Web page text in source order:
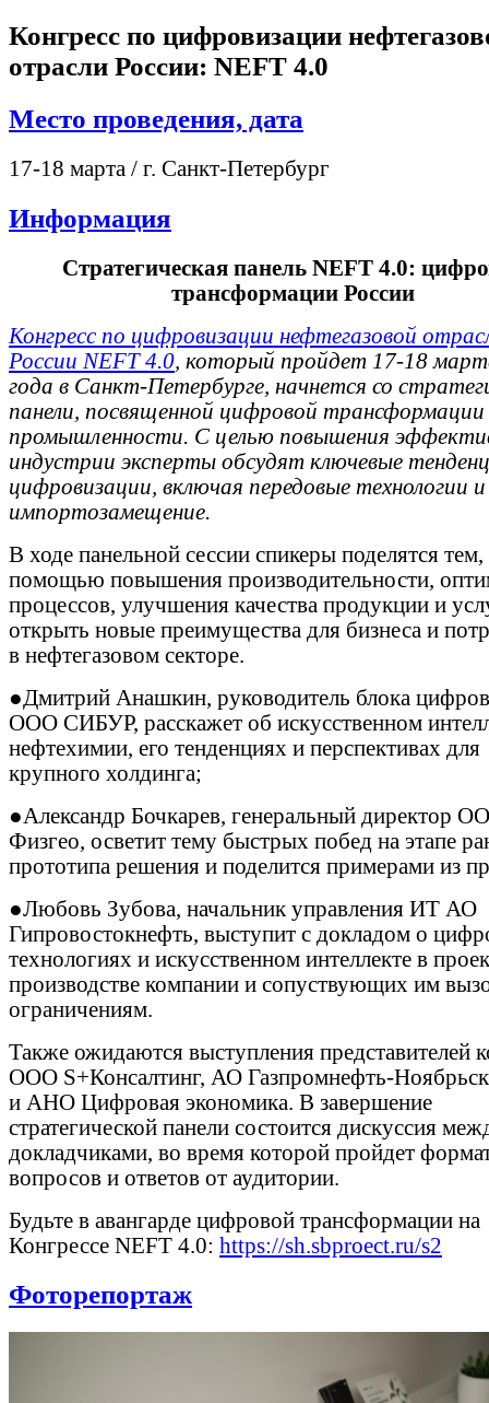
Конгресс по цифровизации
отрасли России: NEFT 4.0
Место проведения, дата
17-18 марта / г. Санкт-Петербург
Информация
Стратегическая панель NEFT 4.0:
трансформации России
Конгресс по цифровизации нефтегазовой
России NEFT 4.0, который пройдет 17-18
года в Санкт-Петербурге, начнется со
панели, посвященной цифровой трансформации
промышленности. С целью повышения
индустрии эксперты обсудят ключевые
цифровизации, включая передовые технологии и
импортозамещение.
В ходе панельной сессии спикеры поделятся тем,
помощью повышения производительности,
процессов, улучшения качества продукции и
открыть новые преимущества для бизнеса и
в нефтегазовом секторе.
●Дмитрий Анашкин, руководитель блока
ООО СИБУР, расскажет об искусственном
нефтехимии, его тенденциях и перспективах для
крупного холдинга;
●Александр Бочкарев, генеральный директор
Физгео, осветит тему быстрых побед на этапе
прототипа решения и поделится примерами из
●Любовь Зубова, начальник управления ИТ АО
Гипровостокнефть, выступит с докладом о
технологиях и искусственном интеллекте в
производстве компании и сопуствующих им
ограничениям.
Также ожидаются выступления представителей
ООО S+Консалтинг, АО Газпромнефть-
и АНО Цифровая экономика. В завершение
стратегической панели состоится дискуссия
докладчиками, во время которой пройдет
вопросов и ответов от аудитории.
Будьте в авангарде цифровой трансформации на
Конгрессе NEFT 4.0: https://sh.sbproect.ru/s2
Фоторепортаж